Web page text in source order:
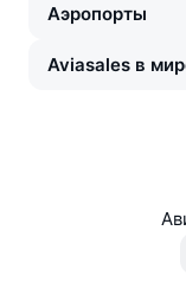
Аэропорты
Aviasales в